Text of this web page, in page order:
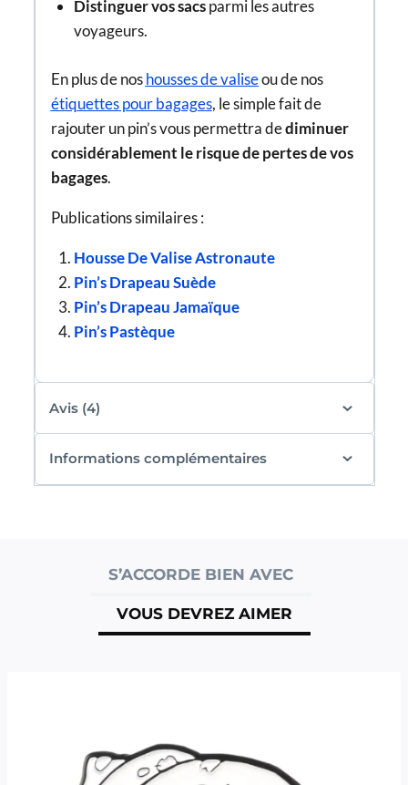
Distinguer vos sacsparmi les autres
voyageurs.
En plus de noshousses de valiseou de nos
étiquettes pour bagages, le simple fait de
rajouter un pin’s vous permettra dediminuer
considérablement le risque de pertes de vos
bagages.
Publications similaires :
Housse De Valise Astronaute
Pin’s Drapeau Suède
Pin’s Drapeau Jamaïque
Pin’s Pastèque
Avis (4)
Informations complémentaires
S’ACCORDE BIEN AVEC
VOUS DEVREZ AIMER